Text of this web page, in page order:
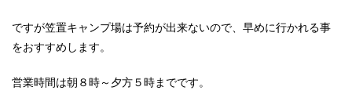
ですが笠置キャンプ場は予約が出来ないので、早めに行かれる事
をおすすめします。
営業時間は朝８時～夕方５時までです。